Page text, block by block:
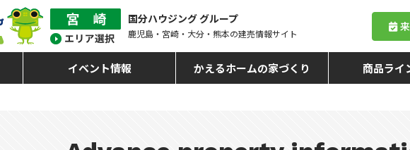
国分ハウジング グループ
鹿児島・宮崎・大分・熊本の建売情報サイト
イベント情報 かえるホームの家づくり 商品ライ